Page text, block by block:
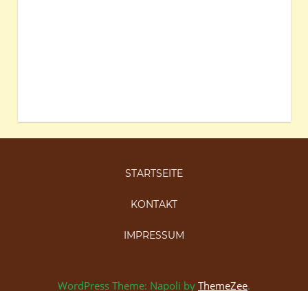
STARTSEITE
KONTAKT
IMPRESSUM
WordPress Theme: Napoli by ThemeZee.